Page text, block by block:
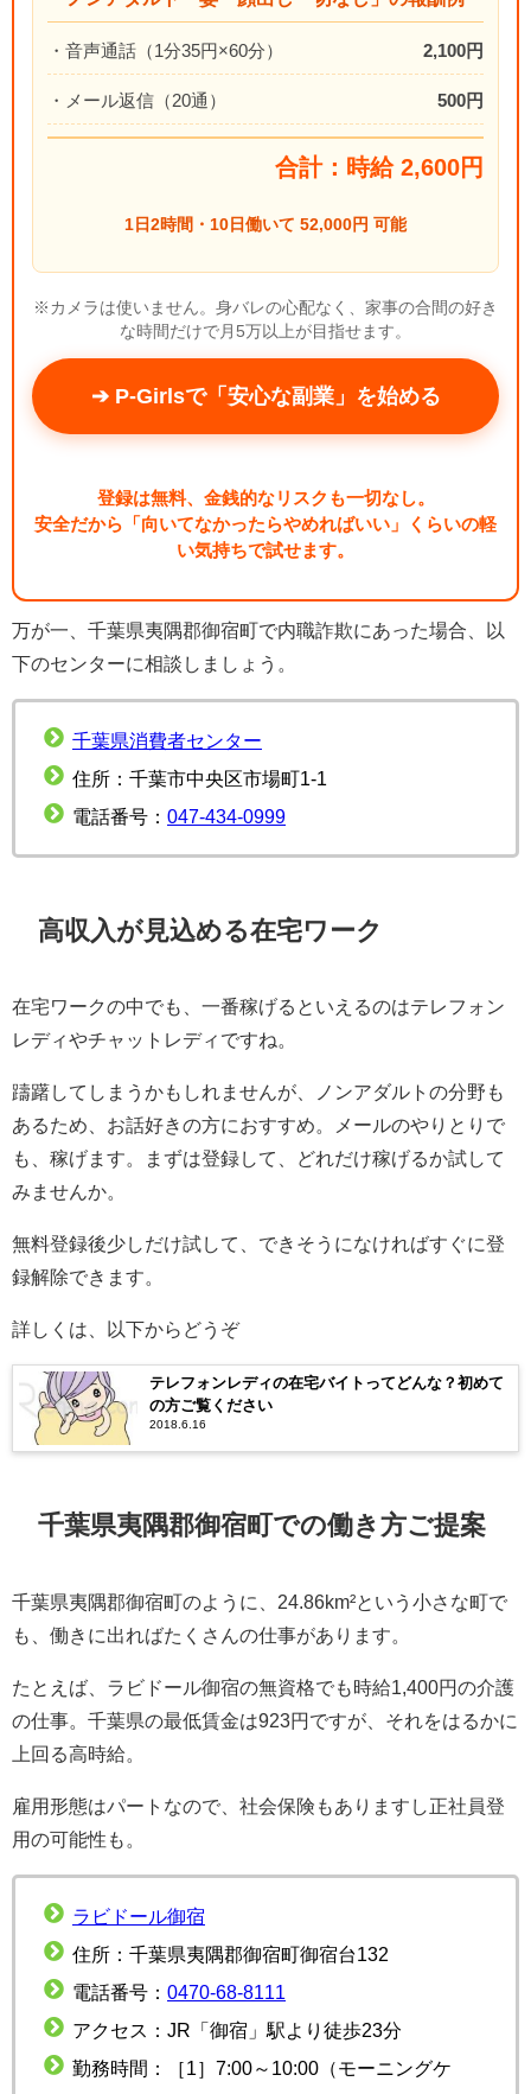
・音声通話（1分35円×60分） 2,100円
・メール返信（20通） 500円
合計：時給 2,600円
1日2時間・10日働いて 52,000円 可能
※カメラは使いません。身バレの心配なく、家事の合間の好き
な時間だけで月5万以上が目指せます。
➔ P-Girlsで「安心な副業」を始める
登録は無料、金銭的なリスクも一切なし。
安全だから「向いてなかったらやめればいい」くらいの軽
い気持ちで試せます。
万が一、千葉県夷隅郡御宿町で内職詐欺にあった場合、以
下のセンターに相談しましょう。
千葉県消費者センター
住所：千葉市中央区市場町1-1
電話番号： 047-434-0999
高収入が見込める在宅ワーク
在宅ワークの中でも、一番稼げるといえるのはテレフォン
レディやチャットレディですね。
躊躇してしまうかもしれませんが、ノンアダルトの分野も
あるため、お話好きの方におすすめ。メールのやりとりで
も、稼げます。まずは登録して、どれだけ稼げるか試して
みませんか。
無料登録後少しだけ試して、できそうになければすぐに登
録解除できます。
詳しくは、以下からどうぞ
テレフォンレディの在宅バイトってどんな？初めて
の方ご覧ください
2018.6.16
千葉県夷隅郡御宿町での働き方ご提案
千葉県夷隅郡御宿町のように、24.86km²という小さな町で
も、働きに出ればたくさんの仕事があります。
たとえば、ラビドール御宿の無資格でも時給1,400円の介護
の仕事。千葉県の最低賃金は923円ですが、それをはるかに
上回る高時給。
雇用形態はパートなので、社会保険もありますし正社員登
用の可能性も。
ラビドール御宿
住所：千葉県夷隅郡御宿町御宿台132
電話番号： 0470-68-8111
アクセス：JR「御宿」駅より徒歩23分
勤務時間：［1］7:00～10:00（モーニングケ